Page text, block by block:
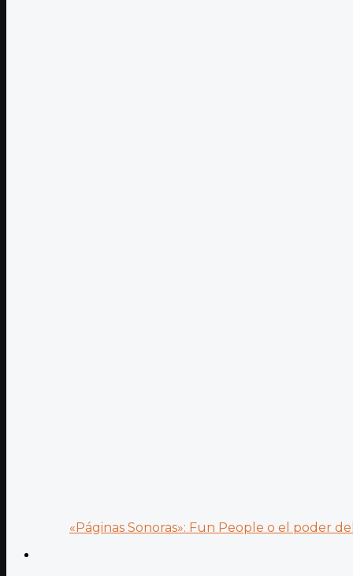
«Páginas Sonoras»: Fun People o el poder